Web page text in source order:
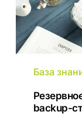
База
backup-